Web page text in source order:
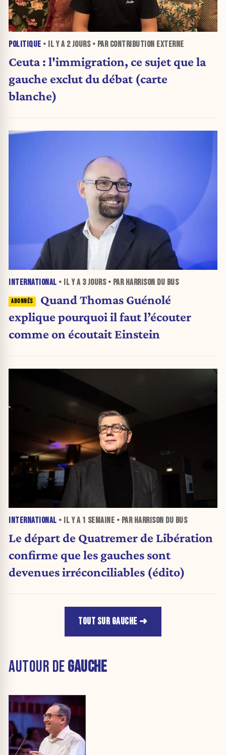
POLITIQUE • IL Y A 2 JOURS• PAR CONTRIBUTION EXTERNE
Ceuta : l'immigration, ce sujet que la
gauche exclut du débat (carte
blanche)
INTERNATIONAL • IL Y A 3 JOURS• PAR HARRISON DU BUS
Quand Thomas Guénolé
explique pourquoi il faut l’écouter
comme on écoutait Einstein
INTERNATIONAL • IL Y A 1 SEMAINE • PAR HARRISON DU BUS
Le départ de Quatremer de Libération
confirme que les gauches sont
devenues irréconciliables (édito)
TOUT SUR GAUCHE
AUTOUR DEGAUCHE